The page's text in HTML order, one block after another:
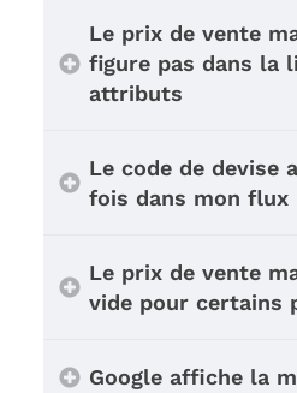
Le prix de vente
figure pas dans la
attributs
Le code de devise
fois dans mon flux
Le prix de vente
vide pour certains
Google affiche la